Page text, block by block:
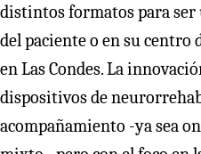
distintos formatos para ser
del paciente o en su
en Las Condes. La
dispositivos de
acompañamiento -ya sea